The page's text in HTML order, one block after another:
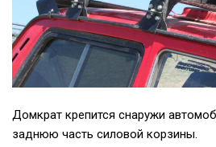
Домкрат крепится снаружи
заднюю часть силовой корзины.